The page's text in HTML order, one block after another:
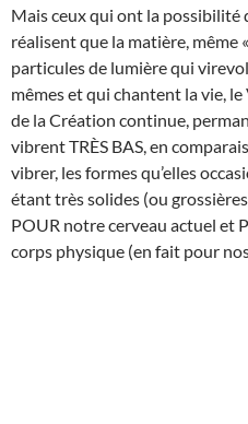
Mais ceux qui ont la possibilité
réalisent que la matière, même «
particules de lumière qui
mêmes et qui chantent la vie,
de la Création continue,
vibrent TRÈS BAS, en
vibrer, les formes qu’elles
étant très solides (ou
POUR notre cerveau actuel et
corps physique (en fait pour